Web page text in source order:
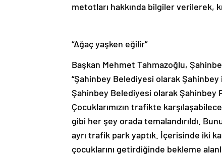
metotları hakkında bilgiler verilerek,
“Ağaç yaşken eğilir”
Başkan Mehmet Tahmazoğlu,
“Şahinbey Belediyesi olarak
Şahinbey Belediyesi olarak Şahinbey
Çocuklarımızın trafikte
gibi her şey orada temalandırıldı.
ayrı trafik park yaptık. İçerisinde iki
çocuklarını getirdiğinde bekleme